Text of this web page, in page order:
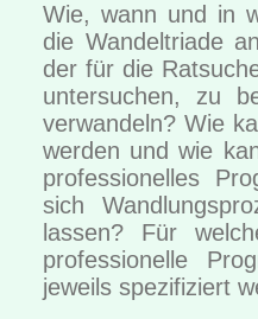
Wie, wann und in
die Wandeltriade
der für die
untersuchen, zu
verwandeln? Wie
werden und wie
professionelles
sich
lassen? Für
professionelle
jeweils spezifiziert